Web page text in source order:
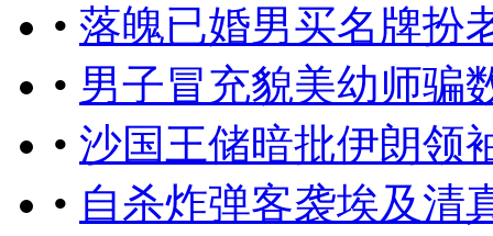
• 落魄已婚男买名牌扮
• 男子冒充貌美幼师骗
• 沙国王储暗批伊朗领
• 自杀炸弹客袭埃及清